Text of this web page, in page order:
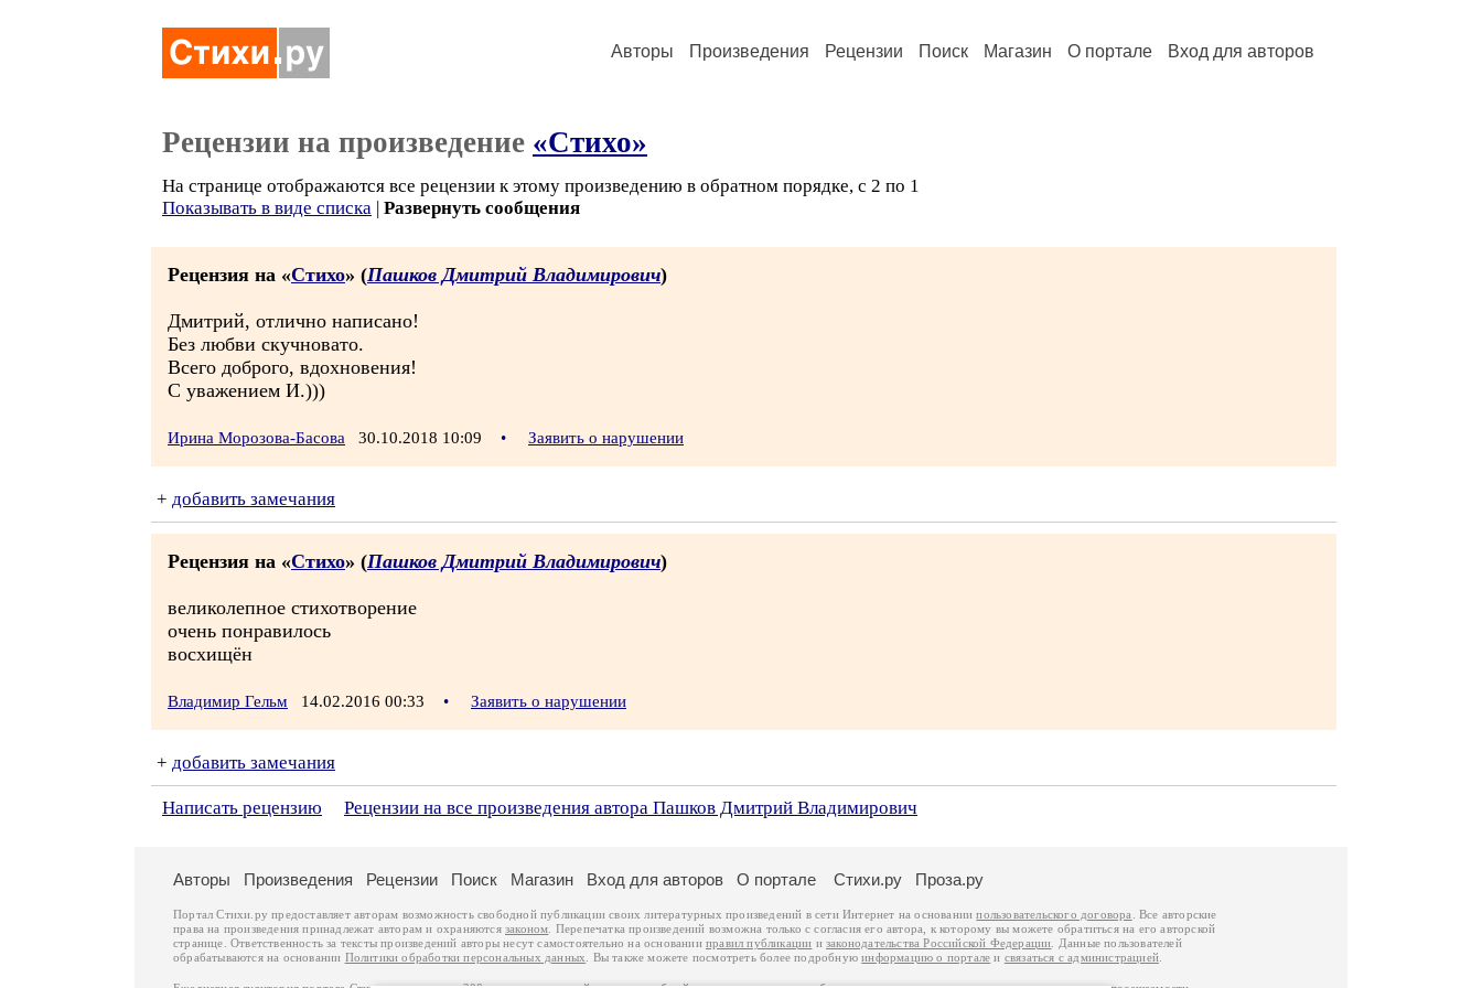
Авторы Произведения Рецензии Поиск Магазин О портале Вход для авторов
Рецензии на произведение «Стихо»
На странице отображаются все рецензии к этому произведению в обратном порядке, с 2 по 1
Показывать в виде списка | Развернуть сообщения
Рецензия на «Стихо» (Пашков Дмитрий Владимирович)
Дмитрий, отлично написано!
Без любви скучновато.
Всего доброго, вдохновения!
С уважением И.)))
Ирина Морозова-Басова 30.10.2018 10:09 • Заявить о нарушении
+ добавить замечания
Рецензия на «Стихо» (Пашков Дмитрий Владимирович)
великолепное стихотворение
очень понравилось
восхищён
Владимир Гельм 14.02.2016 00:33 • Заявить о нарушении
+ добавить замечания
Написать рецензию Рецензии на все произведения автора Пашков Дмитрий Владимирович
Авторы Произведения Рецензии Поиск Магазин Вход для авторов О портале Стихи.ру Проза.ру
Портал Стихи.ру предоставляет авторам возможность свободной публикации своих литературных произведений в сети Интернет на основаниипользовательского договора
. Все авторские
права на произведения принадлежат авторам и охраняются законом . Перепечатка произведений возможна только с согласия его автора, к которому вы можете обратиться на его авторской
странице. Ответственность за тексты произведений авторы несут самостоятельно на основанииправил публикации изаконодательства Российской Федерации . Данные пользователей
обрабатываются на основании Политики обработки персональных данных . Вы также можете посмотреть более подробнуюинформацию о портале и связаться с администрацией